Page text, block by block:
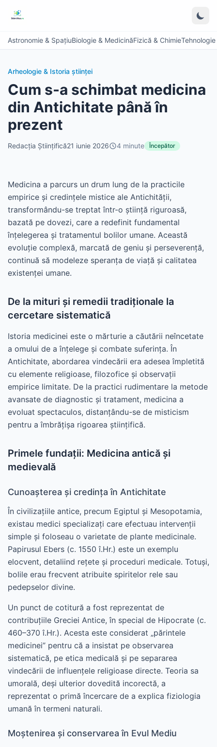
Astronomie & SpațiuBiologie & MedicinăFizică & Chimie
Arheologie & Istoria științei
Cum s-a schimbat medicina
din Antichitate până în
prezent
Redacția Științifică21 iunie 2026 4 minute Începător
Medicina a parcurs un drum lung de la practicile
empirice și credințele mistice ale Antichității,
transformându-se treptat într-o știință riguroasă,
bazată pe dovezi, care a redefinit fundamental
înțelegerea și tratamentul bolilor umane. Această
evoluție complexă, marcată de geniu și perseverență,
continuă să modeleze speranța de viață și calitatea
existenței umane.
De la mituri și remedii tradiționale la
cercetare sistematică
Istoria medicinei este o mărturie a căutării neîncetate
a omului de a înțelege și combate suferința. În
Antichitate, abordarea vindecării era adesea împletită
cu elemente religioase, filozofice și observații
empirice limitate. De la practici rudimentare la metode
avansate de diagnostic și tratament, medicina a
evoluat spectaculos, distanțându-se de misticism
pentru a îmbrățișa rigoarea științifică.
Primele fundații: Medicina antică și
medievală
Cunoașterea și credința în Antichitate
În civilizațiile antice, precum Egiptul și Mesopotamia,
existau medici specializați care efectuau intervenții
simple și foloseau o varietate de plante medicinale.
Papirusul Ebers (c. 1550 î.Hr.) este un exemplu
elocvent, detaliind rețete și proceduri medicale. Totuși,
bolile erau frecvent atribuite spiritelor rele sau
pedepselor divine.
Un punct de cotitură a fost reprezentat de
contribuțiile Greciei Antice, în special de Hipocrate (c.
460–370 î.Hr.). Acesta este considerat „părintele
medicinei” pentru că a insistat pe observarea
sistematică, pe etica medicală și pe separarea
vindecării de influențele religioase directe. Teoria sa
umorală, deși ulterior dovedită incorectă, a
reprezentat o primă încercare de a explica fiziologia
umană în termeni naturali.
Moștenirea și conservarea în Evul Mediu